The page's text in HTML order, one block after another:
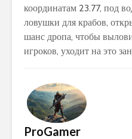
координатам 23.77, под
ловушки для крабов,
шанс дропа, чтобы
игроков, уходит на это
ProGamer